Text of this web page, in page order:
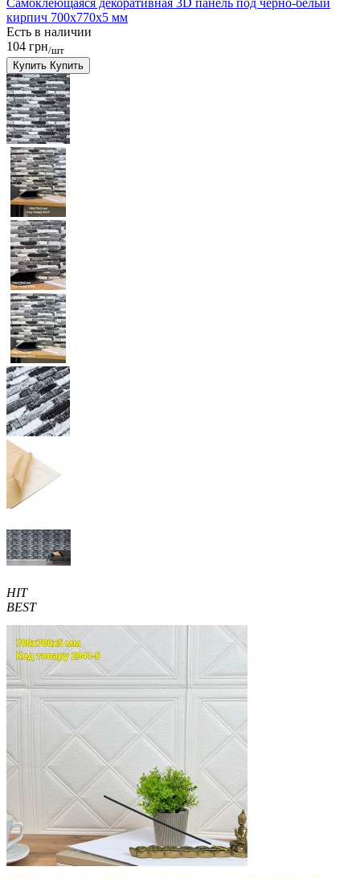
Самоклеющаяся декоративная 3D панель под черно-белый
кирпич 700x770x5 мм
Есть в наличии
104 грн/шт
Купить Купить
HIT
BEST